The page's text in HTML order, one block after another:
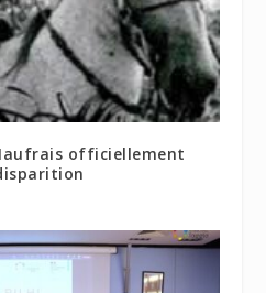
officiellement